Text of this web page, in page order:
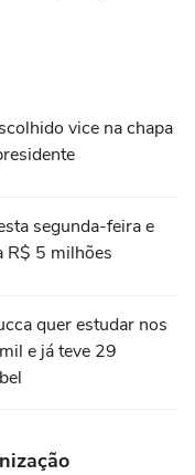
vice na chapa
segunda-feira e
R$ 5 milhões
quer estudar nos
e já teve 29